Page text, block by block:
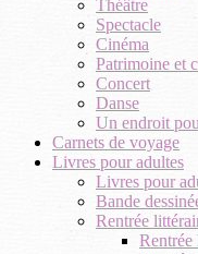
Théâtre
Spectacle
Cinéma
Patrimoine et
Concert
Danse
Un endroit
Carnets de voyage
Livres pour adultes
Livres pour
Bande
Rentrée